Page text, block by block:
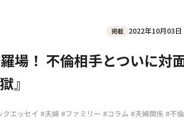
掲載 2022年10月03日
場！ 不倫相手とついに対
』
クエッセイ #夫婦 #ファミリー #コラム #夫婦関係 #不